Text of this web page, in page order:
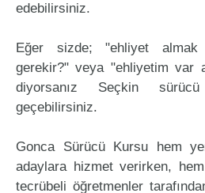
edebilirsiniz.
Eğer sizde; "ehliyet
gerekir?" veya "ehliyetim var
diyorsanız Seçkin
geçebilirsiniz.
Gonca Sürücü Kursu hem
adaylara hizmet verirken,
tecrübeli öğretmenler